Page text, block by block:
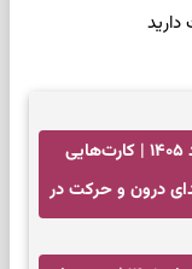
فال تاروت امروز جمعه ۱۶ مرداد ۱۴۰۵ | کارت‌هایی
درون و حرکت در